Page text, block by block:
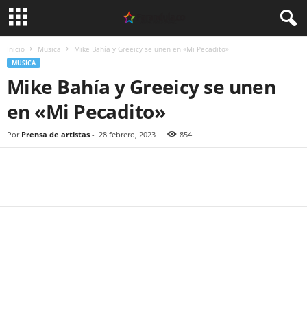
Inicio Musica Mike Bahía y Greeicy se unen en «Mi Pecadito»
MUSICA
Mike Bahía y Greeicy se unen
en «Mi Pecadito»
Por Prensa de artistas - 28 febrero, 2023 854